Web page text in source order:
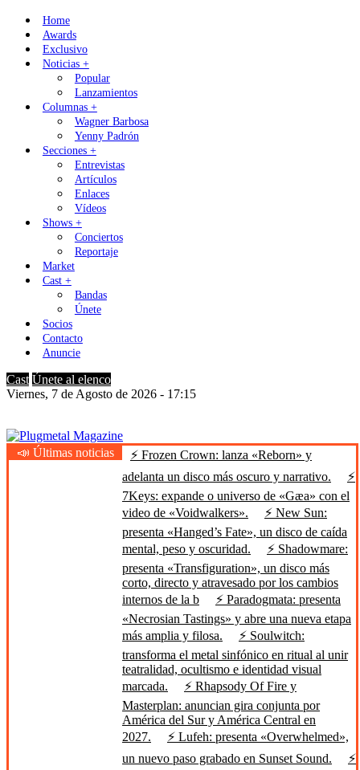
Skip
content
Home
Awards
Exclusivo
Noticias +
Popular
Lanzamientos
Columnas +
Wagner Barbosa
Yenny Padrón
Secciones +
Entrevistas
Artículos
Enlaces
Vídeos
Shows +
Conciertos
Reportaje
Market
Cast +
Bandas
Únete
Socios
Contacto
Anuncie
Cast Únete al elenco
Viernes, 7 de Agosto de 2026 - 17:15
Plugmetal Magazine
Heavy Metal is Life
📣 Últimas noticias
⚡ Frozen Crown: lanza «Reborn» y
adelanta un disco más oscuro y narrativo.
⚡
7Keys: expande o universo de «Gæa» con el
video de «Voidwalkers».
⚡ New Sun:
presenta «Hanged’s Fate», un disco de caída
mental, peso y oscuridad.
⚡ Shadowmare:
presenta «Transfiguration», un disco más
corto, directo y atravesado por los cambios
internos de la b
⚡ Paradogmata: presenta
«Necrosian Tastings» y abre una nueva etapa
más amplia y filosa.
⚡ Soulwitch:
transforma el metal sinfónico en ritual al unir
teatralidad, ocultismo e identidad visual
marcada.
⚡ Rhapsody Of Fire y
Masterplan: anuncian gira conjunta por
América del Sur y América Central en
2027.
⚡ Lufeh: presenta «Overwhelmed»,
un nuevo paso grabado en Sunset Sound.
⚡